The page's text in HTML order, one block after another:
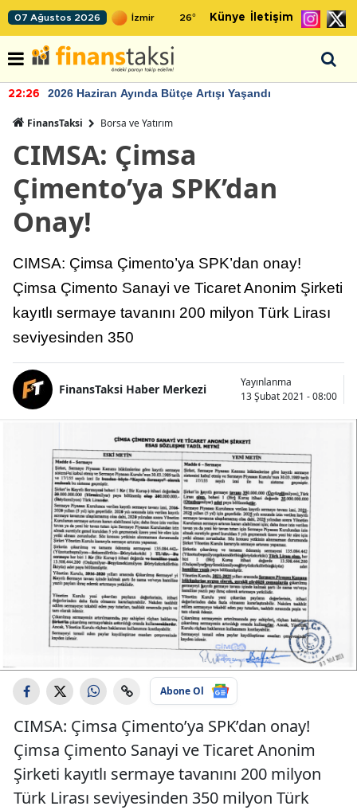
07 Ağustos 2026 26° Künye İletişim
22:26 2026 Haziran Ayında Bütçe Artışı Yaşandı
FinansTaksi Borsa ve Yatırım
CIMSA: Çimsa
Çimento’ya SPK’dan
Onay!
CIMSA: Çimsa Çimento’ya SPK’dan onay!
Çimsa Çimento Sanayi ve Ticaret Anonim Şirketi
kayıtlı sermaye tavanını 200 milyon Türk Lirası
seviyesinden 350
FinansTaksi Haber Merkezi
Yayınlanma
13 Şubat 2021 - 08:00
Abone Ol
CIMSA: Çimsa Çimento’ya SPK’dan onay!
Çimsa Çimento Sanayi ve Ticaret Anonim
Şirketi kayıtlı sermaye tavanını 200 milyon
Türk Lirası seviyesinden 350 milyon Türk